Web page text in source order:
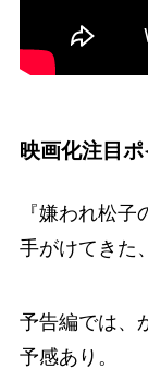
映画化注目ポ
『嫌われ松
手がけてきた
予告編では、
予感あり。